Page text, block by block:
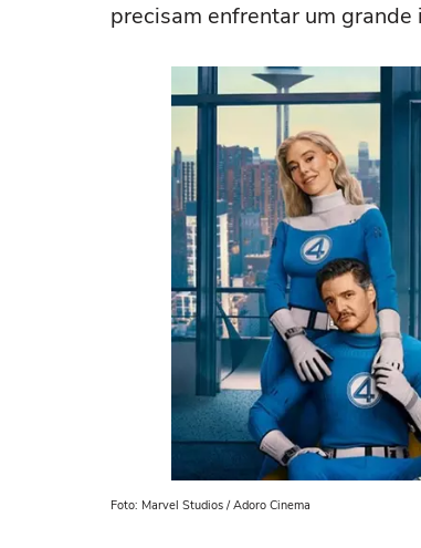
precisam enfrentar um
Foto: Marvel Studios / Adoro Cinema